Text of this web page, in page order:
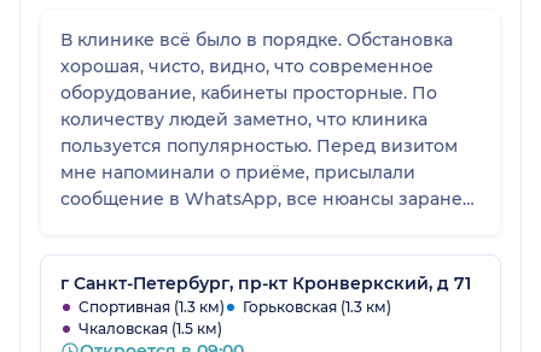
В клинике всё было в порядке. Обстановка
хорошая, чисто, видно, что современное
оборудование, кабинеты просторные. По
количеству людей заметно, что клиника
пользуется популярностью. Перед визитом
мне напоминали о приёме, присылали
сообщение в WhatsApp, все нюансы заранее
высшего балла.
г Санкт-Петербург, пр-кт Кронверкский, д 71
Спортивная (1.3 км)
Горьковская (1.3 км)
Чкаловская (1.5 км)